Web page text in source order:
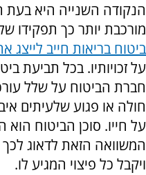
הנקודה השנייה היא
מורכבת יותר כך תפקידו
ביטוח בריאות חייב
על זכויותיו. בכל תביעת
חברת הביטוח על שלל
חולה או פגוע שלעיתים
על חייו. סוכן הביטוח
המשוואה הזאת לדאוג
ויקבל כל פיצוי המגיע לו.